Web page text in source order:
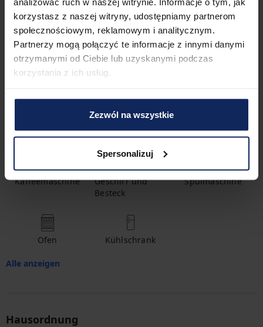
korzystasz z naszej witryny, udostępniamy partnerom
społecznościowym, reklamowym i analitycznym.
Partnerzy mogą połączyć te informacje z innymi danymi
otrzymanymi od Ciebie lub uzyskanymi podczas
korzystania z ich usług.
Zezwól na wszystkie
Spersonalizuj
2 Betten 1 Badezimmer
Warmwasser Shampoo Babybett
Kaffeemaschine
Geschirr und
Besteck
Spülmaschine
Ofen Kühlschrank
Alle anzeigen
Hausordnung